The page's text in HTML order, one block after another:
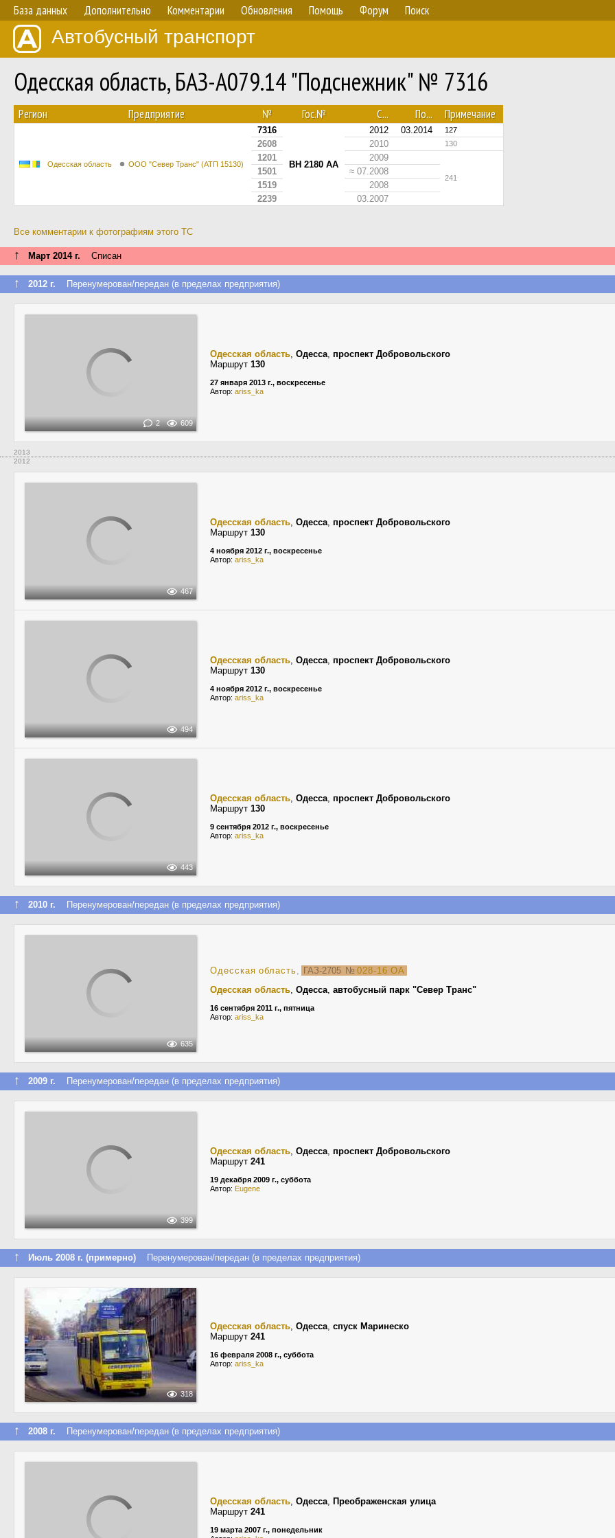
База данных Дополнительно Комментарии Обновления Помощь Форум Поиск
Автобусный транспорт
Одесская область, БАЗ-А079.14 "Подснежник" № 7316
Регион Предприятие № Гос.№ С... По... Примечание
Одесская область ООО "Север Транс" (АТП 15130)
7316
BH 2180 AA
2012 03.2014 127
2608 2010 130
1201 2009
241
1501
≈ 07.2008
1519
2008
2239
03.2007
Все комментарии к фотографиям этого ТС
↑ Март 2014 г. Списан
↑ 2012 г. Перенумерован/передан (в пределах предприятия)
2 609
Одесская область, Одесса, проспект Добровольского
Маршрут 130
27 января 2013 г., воскресенье
Автор: ariss_ka
2013
2012
467
Одесская область, Одесса, проспект Добровольского
Маршрут 130
4 ноября 2012 г., воскресенье
Автор: ariss_ka
494
Одесская область, Одесса, проспект Добровольского
Маршрут 130
4 ноября 2012 г., воскресенье
Автор: ariss_ka
443
Одесская область, Одесса, проспект Добровольского
Маршрут 130
9 сентября 2012 г., воскресенье
Автор: ariss_ka
↑ 2010 г. Перенумерован/передан (в пределах предприятия)
635
Одесская область, ГАЗ-2705 № 028-16 ОА
Одесская область, Одесса, автобусный парк "Север Транс"
16 сентября 2011 г., пятница
Автор: ariss_ka
↑ 2009 г. Перенумерован/передан (в пределах предприятия)
399
Одесская область, Одесса, проспект Добровольского
Маршрут 241
19 декабря 2009 г., суббота
Автор: Eugene
↑ Июль 2008 г. (примерно) Перенумерован/передан (в пределах предприятия)
318
Одесская область, Одесса, спуск Маринеско
Маршрут 241
16 февраля 2008 г., суббота
Автор: ariss_ka
↑ 2008 г. Перенумерован/передан (в пределах предприятия)
Одесская область, Одесса, Преображенская улица
Маршрут 241
19 марта 2007 г., понедельник